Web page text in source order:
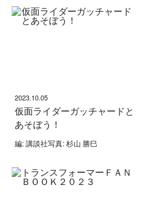
2023.10.05
仮面ライダーガッチャードと
あそぼう！
編: 講談社写真: 杉山 勝巳